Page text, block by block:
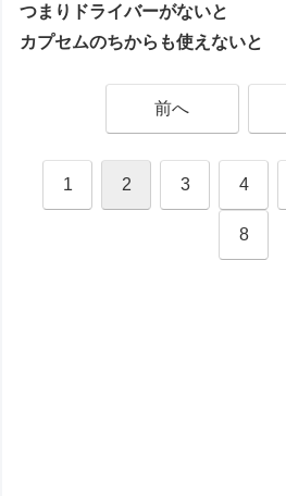
つまりドライバーがないと
カプセムのちからも使えないと
前へ
1 2 3 4
8